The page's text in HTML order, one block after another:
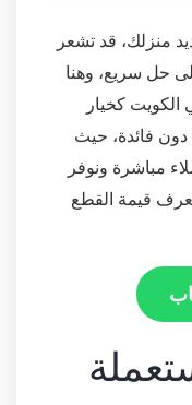
منزلك، قد تشعر
حل سريع، وهنا
كخيار
فائدة، حيث
مباشرة ونوفر
قيمة القطع